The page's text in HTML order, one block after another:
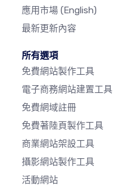
應用市場 (English)
最新更新內容
所有選項
免費網站製作工具
電子商務網站建置工具
免費網域註冊
免費著陸頁製作工具
商業網站架設工具
攝影網站製作工具
活動網站